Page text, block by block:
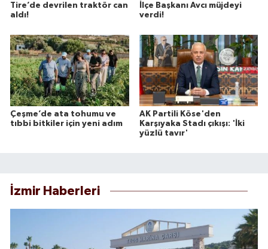
Tire’de devrilen traktör can
aldı!
İlçe Başkanı Avcı müjdeyi
verdi!
Çeşme’de ata tohumu ve
tıbbi bitkiler için yeni adım
AK Partili Köse'den
Karşıyaka Stadı çıkışı: 'İki
yüzlü tavır'
İzmir Haberleri